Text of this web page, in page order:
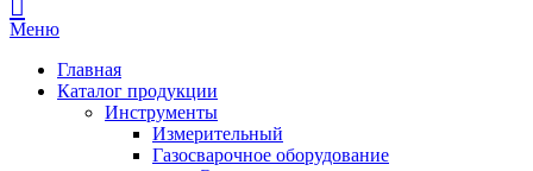
Меню
Главная
Каталог продукции
Инструменты
Измерительный
Газосварочное оборудование